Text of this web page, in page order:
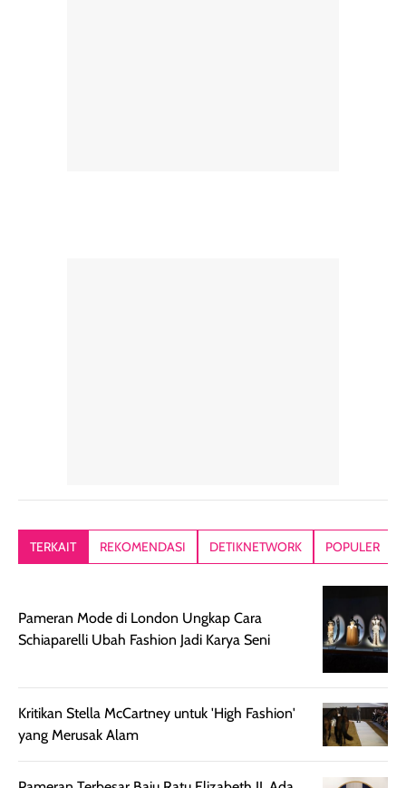
TERKAIT REKOMENDASI DETIKNETWORK POPULER
Pameran Mode di London Ungkap Cara
Schiaparelli Ubah Fashion Jadi Karya Seni
Kritikan Stella McCartney untuk 'High Fashion'
yang Merusak Alam